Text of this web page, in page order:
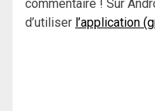
commentaire ! Sur
d’utiliser l’application